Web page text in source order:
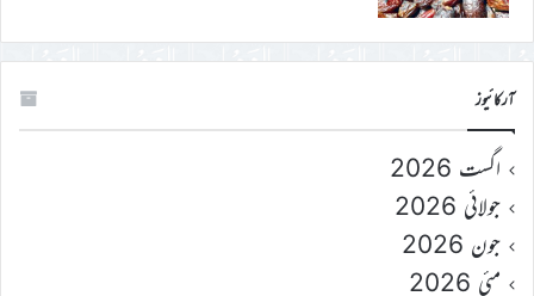
آرکائیوز
اگست 2026
جولائی 2026
جون 2026
مئی 2026